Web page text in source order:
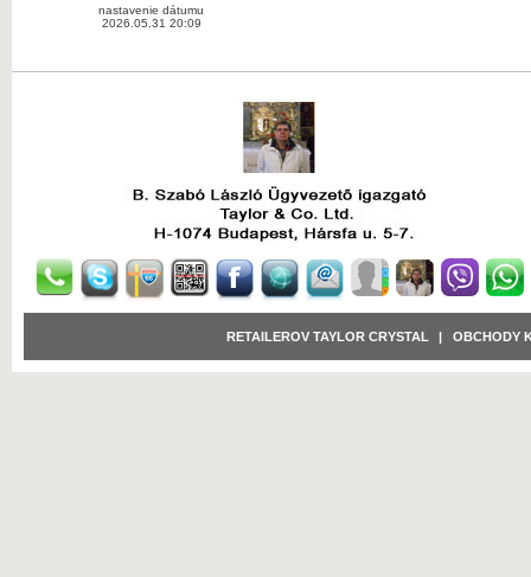
nastavenie dátumu
2026.05.31 20:09
RETAILEROV TAYLOR CRYSTAL OBCHODY